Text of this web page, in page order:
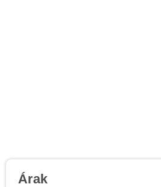
Árak